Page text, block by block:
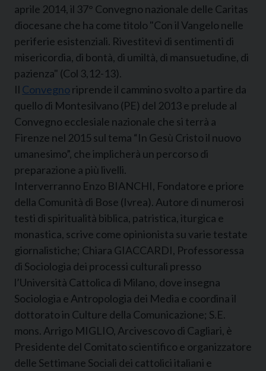
aprile 2014, il 37° Convegno nazionale delle Caritas
diocesane che ha come titolo "Con il Vangelo nelle
periferie esistenziali. Rivestitevi di sentimenti di
misericordia, di bontà, di umiltà, di mansuetudine, di
pazienza" (Col 3,12-13).
Il Convegno riprende il cammino svolto a partire da
quello di Montesilvano (PE) del 2013 e prelude al
Convegno ecclesiale nazionale che si terrà a
Firenze nel 2015 sul tema “In Gesù Cristo il nuovo
umanesimo”, che implicherà un percorso di
preparazione a più livelli.
Interverranno Enzo BIANCHI, Fondatore e priore
della Comunità di Bose (Ivrea). Autore di numerosi
testi di spiritualità biblica, patristica, iturgica e
monastica, scrive come opinionista su varie testate
giornalistiche; Chiara GIACCARDI, Professoressa
di Sociologia dei processi culturali presso
l’Università Cattolica di Milano, dove insegna
Sociologia e Antropologia dei Media e coordina il
dottorato in Culture della Comunicazione; S.E.
mons. Arrigo MIGLIO, Arcivescovo di Cagliari, è
Presidente del Comitato scientifico e organizzatore
delle Settimane Sociali dei cattolici italiani e